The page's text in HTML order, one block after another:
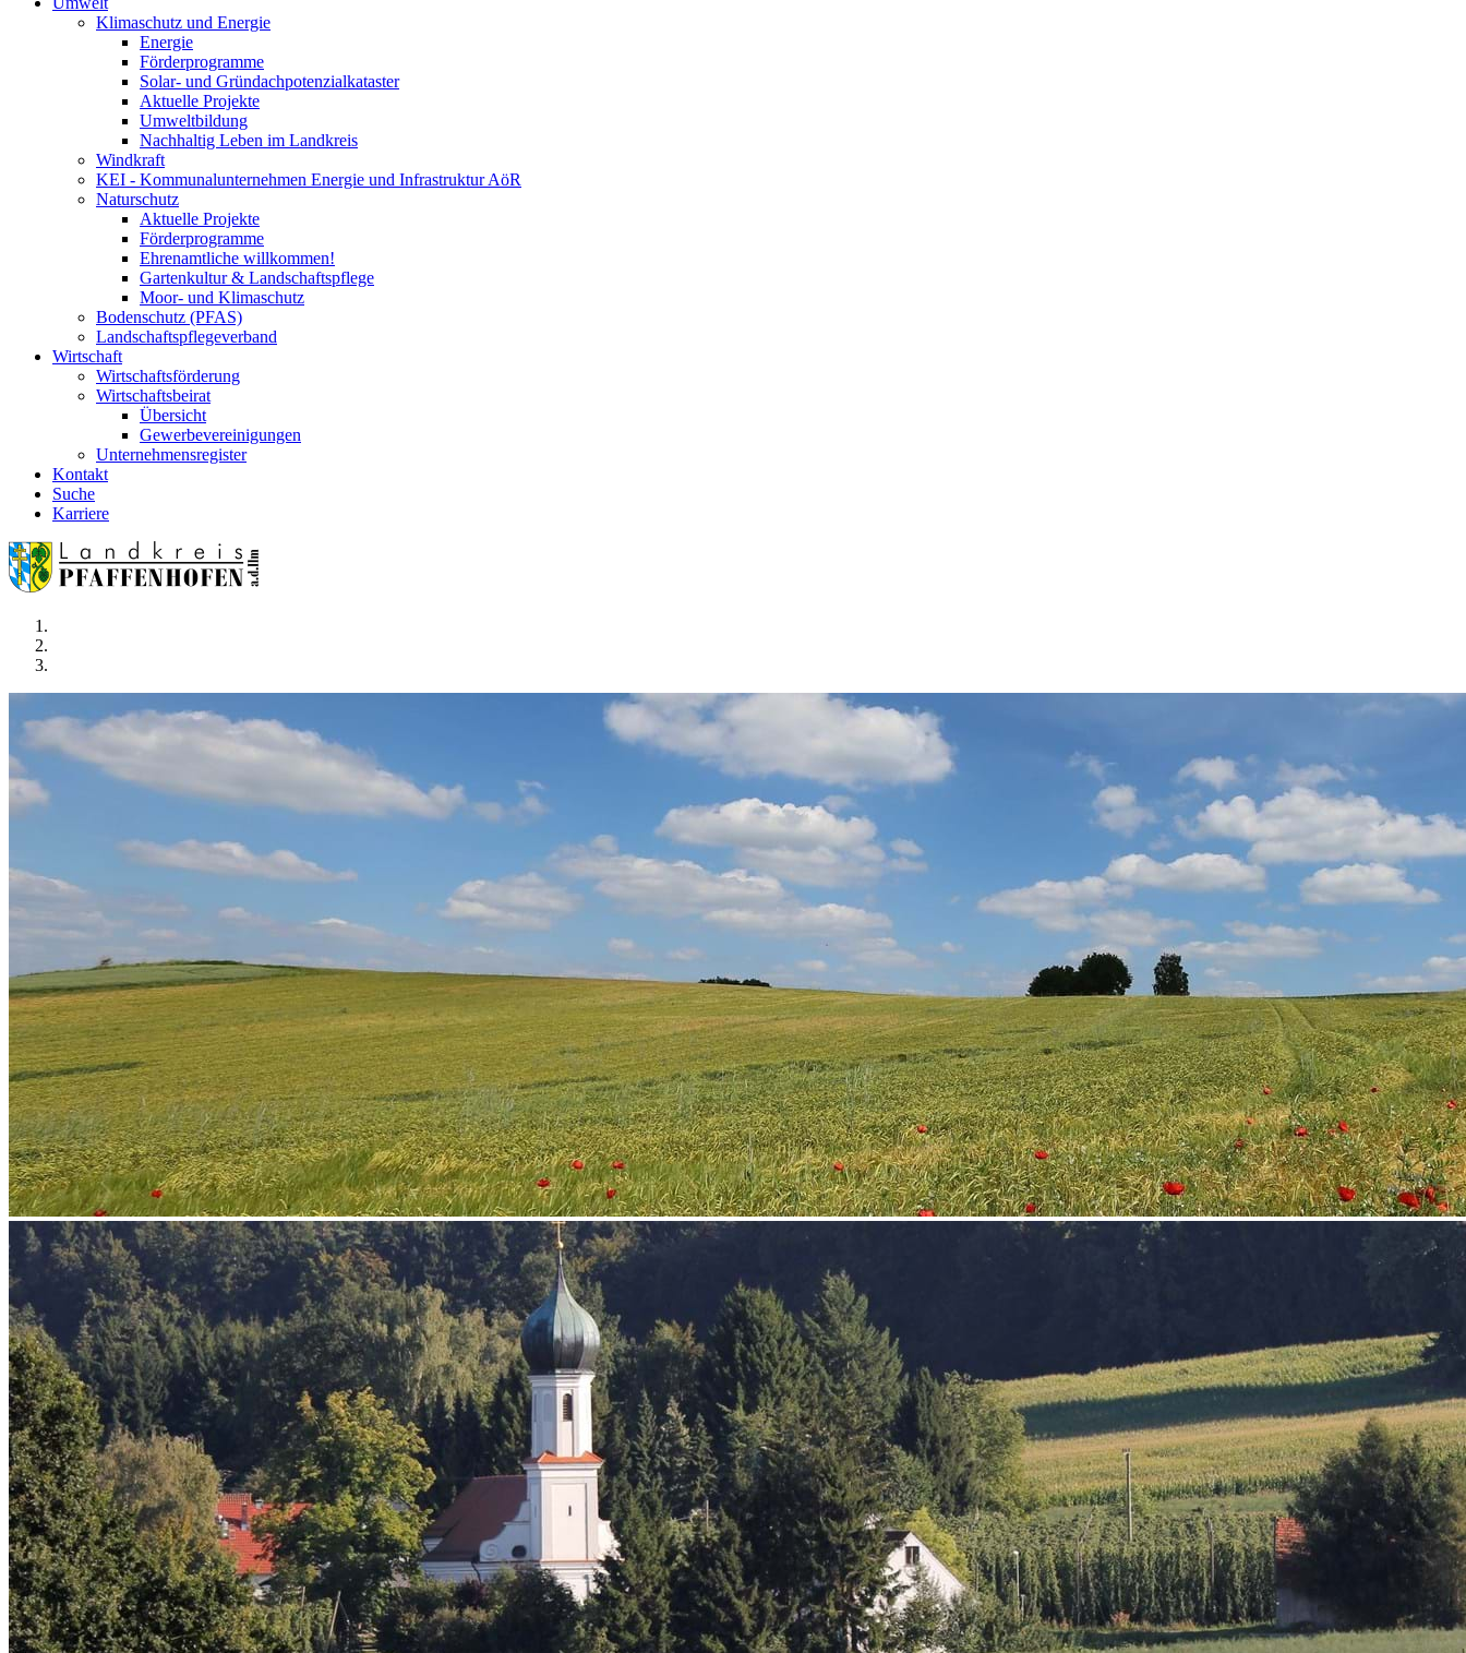
Klimaschutz und Energie
Energie
Förderprogramme
Solar- und Gründachpotenzialkataster
Aktuelle Projekte
Umweltbildung
Nachhaltig Leben im Landkreis
Windkraft
KEI - Kommunalunternehmen Energie und Infrastruktur AöR
Naturschutz
Aktuelle Projekte
Förderprogramme
Ehrenamtliche willkommen!
Gartenkultur & Landschaftspflege
Moor- und Klimaschutz
Bodenschutz (PFAS)
Landschaftspflegeverband
Wirtschaft
Wirtschaftsförderung
Wirtschaftsbeirat
Übersicht
Gewerbevereinigungen
Unternehmensregister
Kontakt
Suche
Karriere